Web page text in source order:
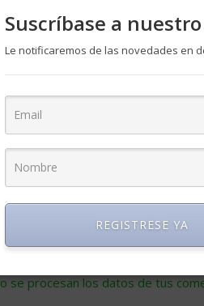
para la próxima vez que
se procesan los datos de tus
Suscríbase a
Le notificaremos de las novedades en
REGISTRESE YA